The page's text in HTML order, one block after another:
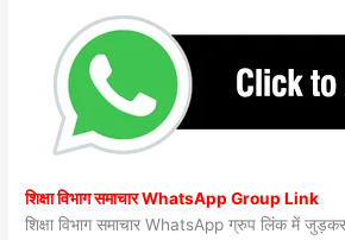
शिक्षा विभाग समाचार WhatsApp Group Link
शिक्षा विभाग समाचार WhatsApp ग्रुप लिंक में जुड़कर